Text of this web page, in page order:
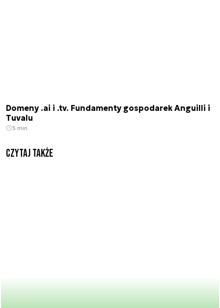
Domeny .ai i .tv. Fundamenty gospodarek Anguilli i
Tuvalu
3 min.
Czytaj także